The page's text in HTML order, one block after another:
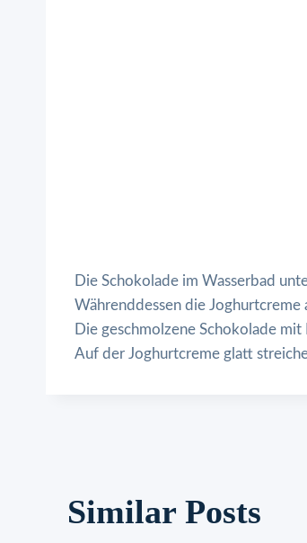
Die Schokolade im Wasserbad
Währenddessen die
Die geschmolzene Schokolade
Auf der Joghurtcreme glatt
Similar Posts